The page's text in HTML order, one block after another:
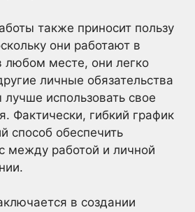
также приносит пользу
они работают в
месте, они легко
личные обязательства
лучше использовать свое
Фактически, гибкий график
способ обеспечить
между работой и личной
в создании